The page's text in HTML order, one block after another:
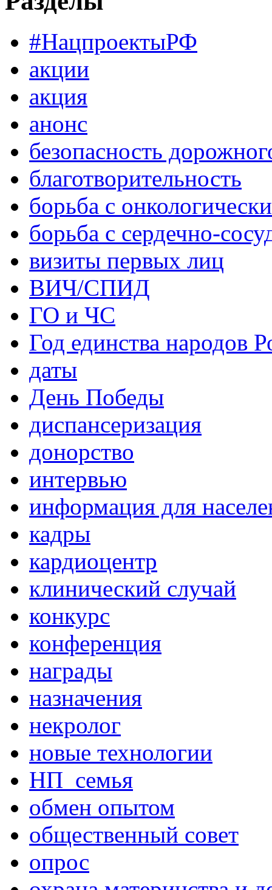
#НацпроектыРФ
акции
акция
анонс
безопасность
благотворительность
борьба с
борьба с сердечно-
визиты первых лиц
ВИЧ/СПИД
ГО и ЧС
Год единства народов
даты
День Победы
диспансеризация
донорство
интервью
информация для
кадры
кардиоцентр
клинический случай
конкурс
конференция
награды
назначения
некролог
новые технологии
НП_семья
обмен опытом
общественный совет
опрос